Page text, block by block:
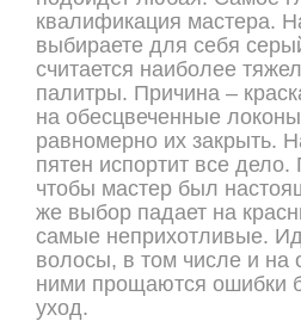
квалификация мастера.
выбираете для себя
считается наиболее
палитры. Причина –
на обесцвеченные
равномерно их закрыть.
пятен испортит все
чтобы мастер был
же выбор падает на
самые неприхотливые.
волосы, в том числе и на
ними прощаются ошибки
уход.